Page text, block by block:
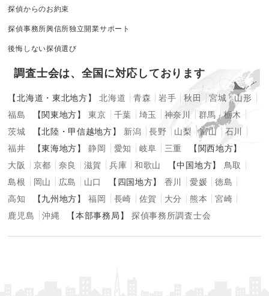
探偵からのお約束
探偵事務所興信所独立開業サポート
後悔しない探偵選び
調査士会は、全国に対応しております
【北海道・東北地方】 北海道 青森 岩手 秋田 宮城
山形
福島
【関東地方】 東京 千葉 埼玉 神奈川 群馬
栃木
茨城
【北陸・甲信越地方】 新潟 長野 山梨 富山
石川
福井
【東海地方】 静岡 愛知 岐阜 三重
【関西地方】
大阪
京都 奈良 滋賀 兵庫 和歌山 【中国地方】
鳥取
島根
岡山 広島 山口 【四国地方】 香川 愛媛
徳島
高知
【九州地方】 福岡 長崎 佐賀 大分 熊本
宮崎
鹿児島
沖縄 【本部事務局】 探偵事務所調査士会